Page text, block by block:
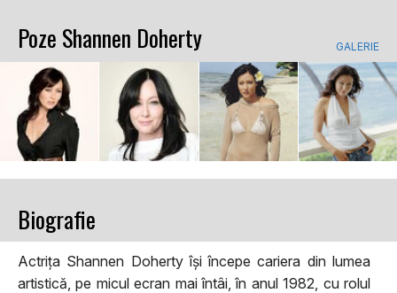
Poze Shannen Doherty GALERIE
Biografie
Actrița Shannen Doherty își începe cariera din lumea
artistică, pe micul ecran mai întâi, în anul 1982, cu rolul